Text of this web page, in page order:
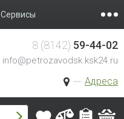
Сервисы
Адреса
8 (8142) 59-44-02
info@petrozavodsk.ksk24.ru